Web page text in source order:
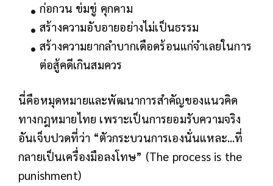
ก่อกวน ข่มขู่ คุกคาม
สร้างความอับอายอย่างไม่เป็นธรรม
สร้างความยากลำบากเดือดร้อนแก่จำเลยในการ
ต่อสู้คดีเกินสมควร
นี่คือหมุดหมายและพัฒนาการสำคัญของแนวคิด
ทางกฎหมายไทย เพราะเป็นการยอมรับความจริง
อันเจ็บปวดที่ว่า “ตัวกระบวนการเองนั่นแหละ...ที่
กลายเป็นเครื่องมือลงโทษ” (The process is the
punishment)